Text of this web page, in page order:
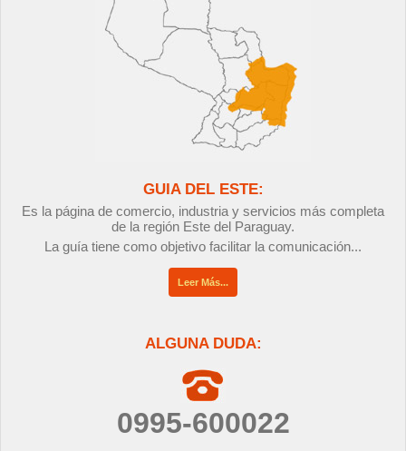
GUIA DEL ESTE:
Es la página de comercio, industria y servicios más completa
de la región Este del Paraguay.
La guía tiene como objetivo facilitar la comunicación...
Leer Más...
ALGUNA DUDA:
0995-600022